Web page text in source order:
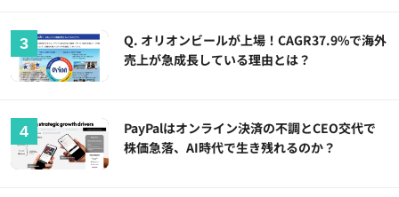
Q. オリオンビールが上場！CAGR37.9%で海外
売上が急成長している理由とは？
PayPalはオンライン決済の不調とCEO交代で
株価急落、AI時代で生き残れるのか？